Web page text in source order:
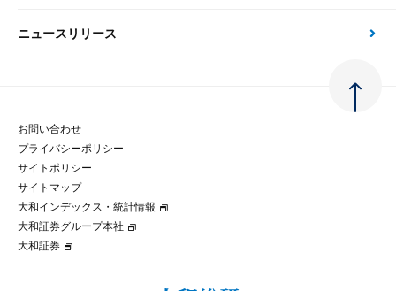
先端テクノロジーに基づく新たな価値の創出
政策分析
金融経済教育等
コラム
マルチステークホルダー方針
パートナーシップ構築宣言
会社概要・役員一覧
大和総研の歩み
グループ会社
採用情報 トップ
経験者採用
ニュースリリース
お問い合わせ
プライバシーポリシー
サイトポリシー
サイトマップ
大和インデックス・統計情報
大和証券グループ本社
大和証券